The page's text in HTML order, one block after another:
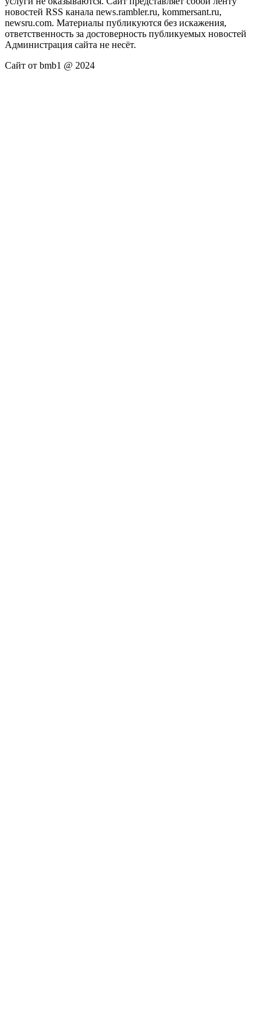
новостей RSS канала news.rambler.ru, kommersant.ru,
newsru.com. Материалы публикуются без искажения,
ответственность за достоверность публикуемых новостей
Администрация сайта не несёт.
Сайт от bmb1 @ 2024